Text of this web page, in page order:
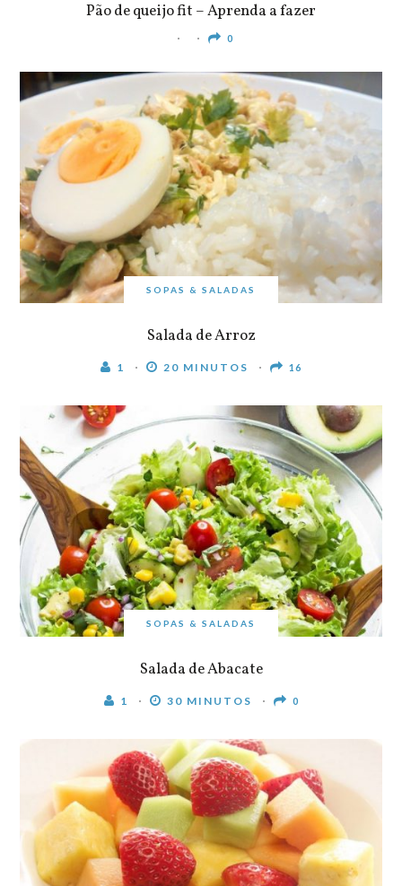
Pão de queijo fit – Aprenda a fazer
0
SOPAS & SALADAS
Salada de Arroz
1 20 MINUTOS 16
SOPAS & SALADAS
Salada de Abacate
1 30 MINUTOS 0